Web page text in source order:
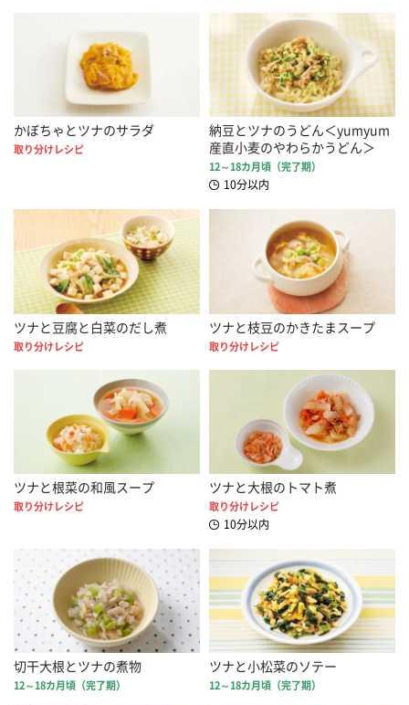
かぼちゃとツナのサラダ
取り分けレシピ
納豆とツナのうどん＜yumyum
産直小麦のやわらかうどん＞
12～18カ月頃（完了期）
10分以内
ツナと豆腐と白菜のだし煮
取り分けレシピ
ツナと枝豆のかきたまスープ
取り分けレシピ
ツナと根菜の和風スープ
取り分けレシピ
ツナと大根のトマト煮
取り分けレシピ
10分以内
切干大根とツナの煮物
12～18カ月頃（完了期）
ツナと小松菜のソテー
12～18カ月頃（完了期）